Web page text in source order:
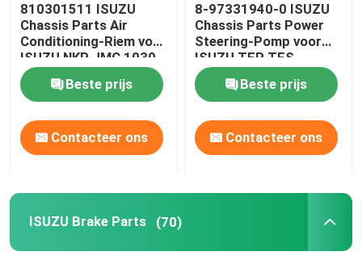
810301511 ISUZU
Chassis Parts Air
Conditioning-Riem voor
ISUZU NKR JMC 1030
Beste prijs
Contacteer ons
8-97331940-0 ISUZU
Chassis Parts Power
Steering-Pomp voor
ISUZU TFR TFS
Beste prijs
Contacteer ons
ISUZU Brake Parts (70)